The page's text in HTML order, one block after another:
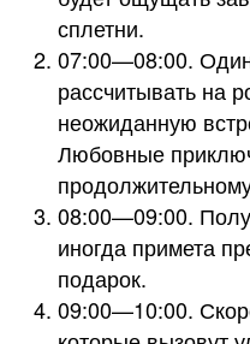
сплетни.
07:00—08:00.
рассчитывать на
неожиданную
Любовные
08:00—09:00.
иногда примета
подарок.
09:00—10:00.